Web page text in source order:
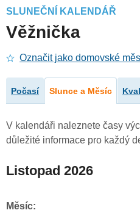
SLUNEČNÍ KALENDÁŘ
Věžnička
Označit jako domovské
Počasí Slunce a Měsíc
V kalendáři naleznete časy
důležité informace pro každý
Listopad 2026
Měsíc: